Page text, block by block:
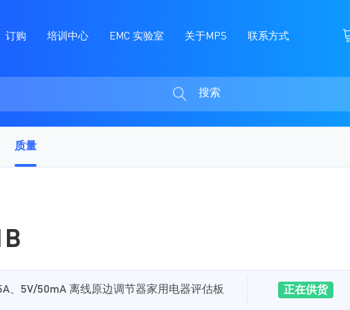
订购 培训中心 EMC 实验室 关于MPS 联系方式
搜索
质量
、5V/50mA 离线原边调节器家用电器评估板 正在供货